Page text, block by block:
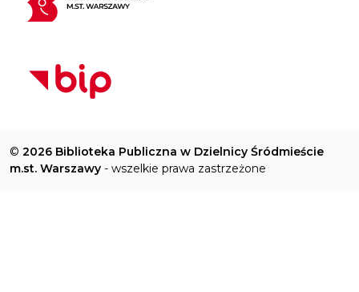
© 2026 Biblioteka Publiczna w Dzielnicy Śródmieście
m.st. Warszawy - wszelkie prawa zastrzeżone